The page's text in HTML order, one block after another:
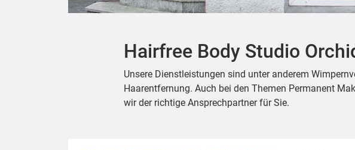
Hairfree Body Studio
Unsere Dienstleistungen sind unter anderem
Haarentfernung. Auch bei den Themen Permanent
wir der richtige Ansprechpartner für Sie.